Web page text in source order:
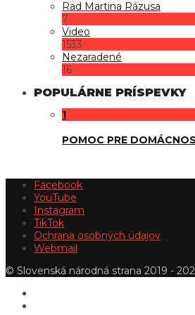
Rad Martina Rázusa
7
Video
1533
Nezaradené
16
POPULÁRNE PRÍSPEVKY
1
POMOC PRE
Facebook
YouTube
Instagram
TikTok
Ochrana osobných údajov
Webmail
© Slovenská národná strana 2019 -